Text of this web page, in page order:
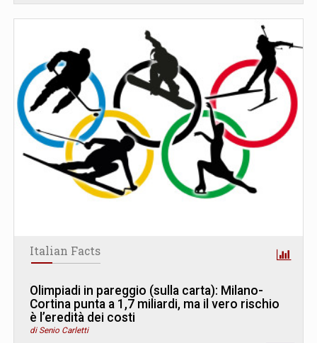
Italian Facts
Olimpiadi in pareggio (sulla carta): Milano-
Cortina punta a 1,7 miliardi, ma il vero rischio
è l’eredità dei costi
di Senio Carletti